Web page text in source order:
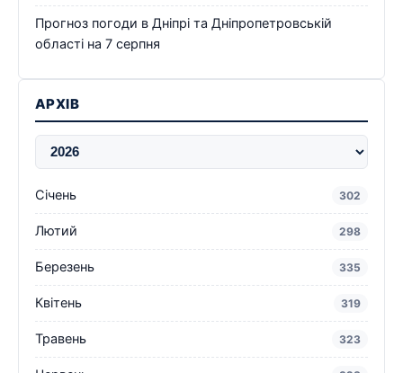
Прогноз погоди в Дніпрі та Дніпропетровській
області на 7 серпня
АРХІВ
Січень 302
Лютий 298
Березень 335
Квітень 319
Травень 323